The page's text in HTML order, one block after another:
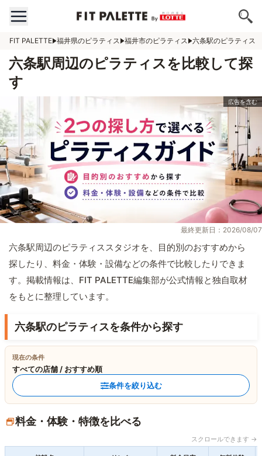
FIT PALETTE 福井県のピラティス 福井市のピラティス 六条駅のピラティス
六条駅周辺のピラティスを比較して探
す
最終更新日：2026/08/07
六条駅周辺のピラティススタジオを、目的別のおすすめから
探したり、料金・体験・設備などの条件で比較したりできま
す。掲載情報は、FIT PALETTE編集部が公式情報と独自取材
をもとに整理しています。
六条駅のピラティスを条件から探す
現在の条件
すべての店舗 / おすすめ順
条件を絞り込む
料金・体験・特徴を比べる
スクロールできます →